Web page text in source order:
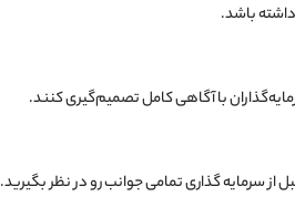
باشد.
با آگاهی کامل تصمیم‌گیری کنند.
سرمایه گذاری تمامی جوانب رو در نظر بگیرید.